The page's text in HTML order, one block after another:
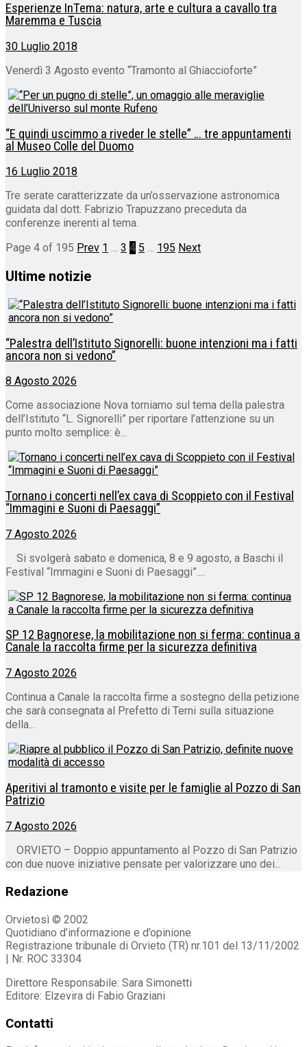
Esperienze InTema: natura, arte e cultura a cavallo tra
Maremma e Tuscia
30 Luglio 2018
Venerdì 3 Agosto evento “Tramonto al Ghiaccioforte”
“E quindi uscimmo a riveder le stelle” … tre appuntamenti
al Museo Colle del Duomo
16 Luglio 2018
Tre serate caratterizzate da un’osservazione astronomica
guidata dal dott. Fabrizio Trapuzzano preceduta da
conferenze inerenti al tema.
Page 4 of 195 Prev 1 … 3 4 5 … 195 Next
Ultime notizie
“Palestra dell’Istituto Signorelli: buone intenzioni ma i fatti
ancora non si vedono”
8 Agosto 2026
Come associazione Nova torniamo sul tema della palestra
dell’Istituto “L. Signorelli” per riportare l’attenzione su un
punto molto semplice: è...
Tornano i concerti nell’ex cava di Scoppieto con il Festival
“Immagini e Suoni di Paesaggi”
7 Agosto 2026
Si svolgerà sabato e domenica, 8 e 9 agosto, a Baschi il
Festival “Immagini e Suoni di Paesaggi”....
SP 12 Bagnorese, la mobilitazione non si ferma: continua a
Canale la raccolta firme per la sicurezza definitiva
7 Agosto 2026
Continua a Canale la raccolta firme a sostegno della petizione
che sarà consegnata al Prefetto di Terni sulla situazione
della...
Aperitivi al tramonto e visite per le famiglie al Pozzo di San
Patrizio
7 Agosto 2026
ORVIETO – Doppio appuntamento al Pozzo di San Patrizio
con due nuove iniziative pensate per valorizzare uno dei...
Redazione
Orvietosì © 2002
Quotidiano d’informazione e d’opinione
Registrazione tribunale di Orvieto (TR) nr.101 del 13/11/2002
| Nr. ROC 33304
Direttore Responsabile: Sara Simonetti
Editore: Elzevira di Fabio Graziani
Contatti